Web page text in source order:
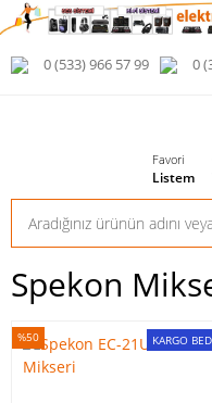
0 (533) 966 57 99 0
Favori
Listem
Spekon
KARGO
%50